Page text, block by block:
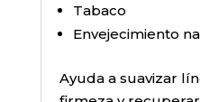
Tabaco
Envejecimiento
Ayuda a suavizar